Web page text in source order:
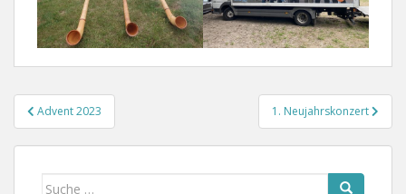
Beitragsnavigation
Advent 2023 1. Neujahrskonzert
Suche